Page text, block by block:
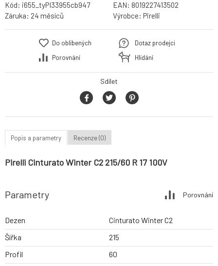
Kód: i655_tyPI33955cb947 EAN: 8019227413502
Záruka: 24 měsíců Výrobce: Pirelli
Do oblíbených
Porovnání
Dotaz prodejci
Hlídání
Sdílet
Popis a parametry Recenze (0)
Pirelli Cinturato Winter C2 215/60 R 17 100V
Parametry Porovnání
Dezen
Cinturato Winter C2
Šířka
215
Profil
60